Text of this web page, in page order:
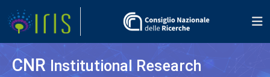
CNR Institutional Research